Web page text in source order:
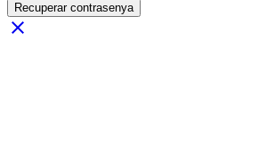
Recuperar contrasenya
close